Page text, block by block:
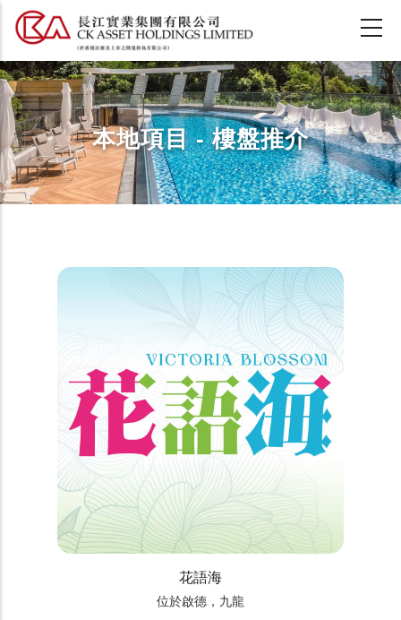
內
容
本地項目 - 樓盤推介
花語海
位於啟德，九龍